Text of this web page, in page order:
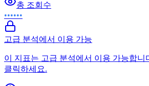
총 조회수
••••••
고급 분석에서 이용 가능
이 지표는 고급 분석에서 이용 가능합니
클릭하세요.